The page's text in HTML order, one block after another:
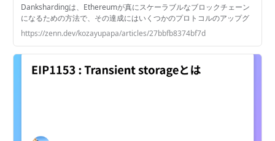
Dankshardingは、Ethereumが真にスケーラブルなブロックチェーン
になるための方法で、その達成にはいくつかのプロトコルのアップグ
レードが必要です。Proto-Dankshardingはその中間ステップです。両
方とも、レイヤー2のトランザクションをできるだけ安価にし、
https://zenn.dev/kozayupapa/articles/27bbfb8374bf7d